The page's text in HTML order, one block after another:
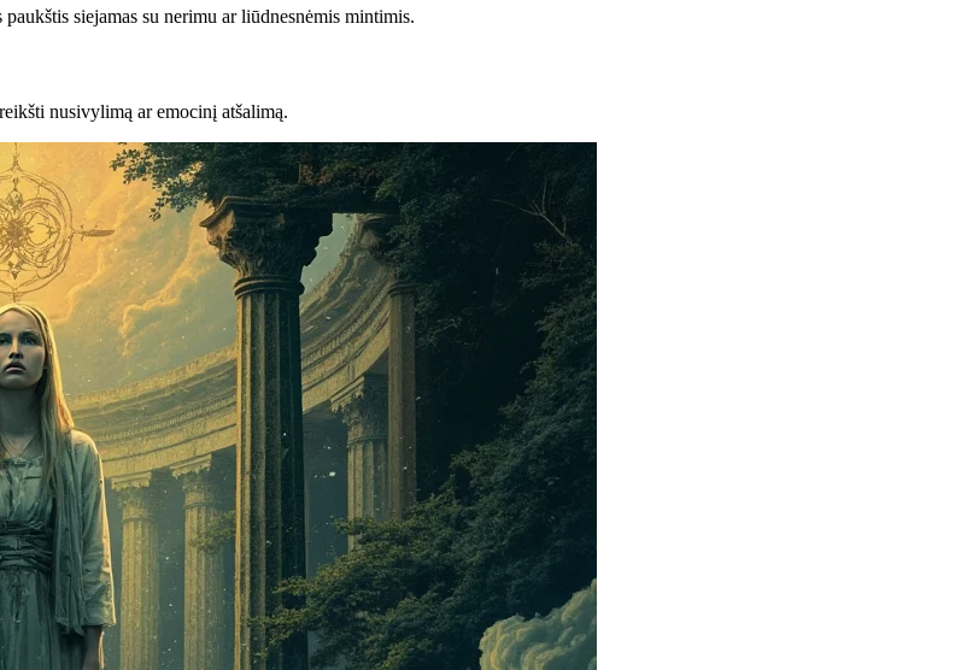
siejamas su nerimu ar liūdnesnėmis mintimis.
nusivylimą ar emocinį atšalimą.